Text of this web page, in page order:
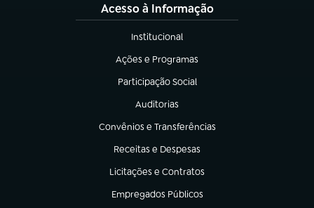
Acesso à Informação
Institucional
(abre em nova aba)
Ações e Programas
(abre em nova aba)
Participação Social
(abre em nova aba)
Auditorias
(abre em nova aba)
Convênios e Transferências
(abre em nova aba)
Receitas e Despesas
(abre em nova aba)
Licitações e Contratos
(abre em nova aba)
Empregados Públicos
(abre em nova aba)